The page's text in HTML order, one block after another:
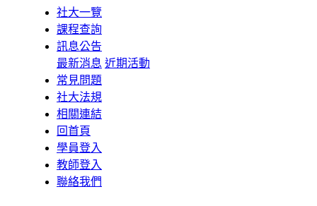
社大一覽
課程查詢
訊息公告
最新消息 近期活動
常見問題
社大法規
相關連結
回首頁
學員登入
教師登入
聯絡我們